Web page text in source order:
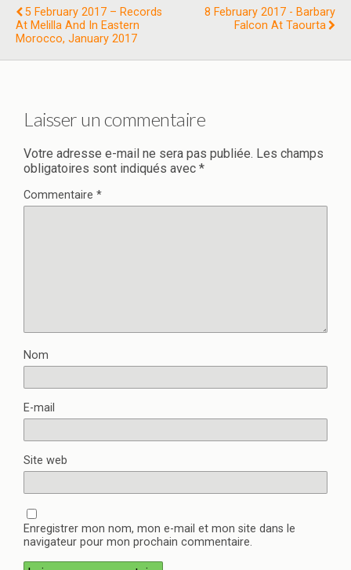
5 February 2017 – Records
At Melilla And In Eastern
Morocco, January 2017
8 February 2017 - Barbary
Falcon At Taourta
Laisser un commentaire
Votre adresse e-mail ne sera pas publiée. Les champs
obligatoires sont indiqués avec *
Commentaire *
Nom
E-mail
Site web
Enregistrer mon nom, mon e-mail et mon site dans le
navigateur pour mon prochain commentaire.